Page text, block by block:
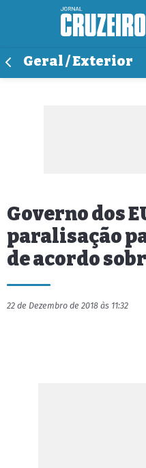
Geral / Exterior
Governo dos
paralisação
de acordo
22 de Dezembro de 2018 às 11:32